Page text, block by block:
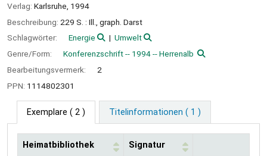
Verlag: Karlsruhe, 1994
Beschreibung: 229 S. : Ill., graph. Darst
Schlagwörter:
Energie
Umwelt
Genre/Form:
Konferenzschrift -- 1994 -- Herrenalb
Bearbeitungsvermerk:
2
PPN: 1114802301
Exemplare ( 2 ) Titelinformationen ( 1 )
Heimatbibliothek Signatur